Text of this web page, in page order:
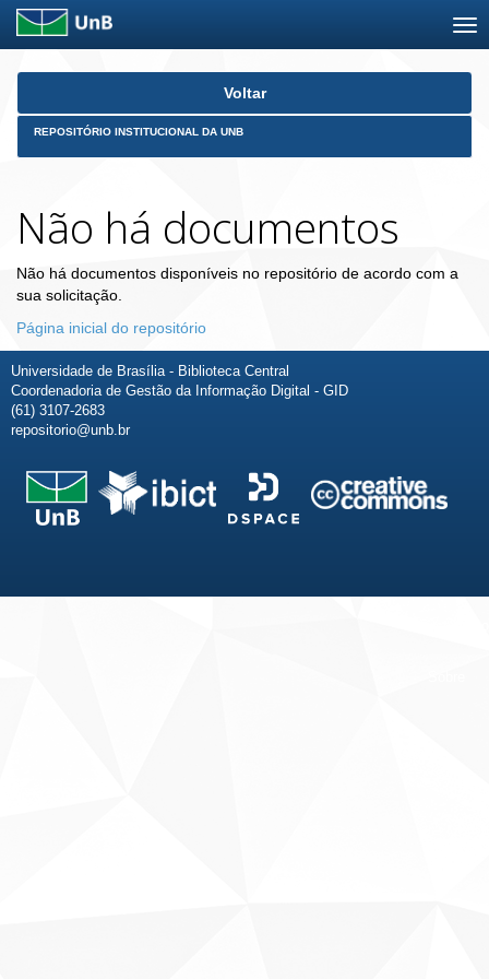
Skip
Voltar
REPOSITÓRIO INSTITUCIONAL DA UNB
Não há documentos
Não há documentos disponíveis no repositório de acordo com a
sua solicitação.
Página inicial do repositório
Universidade de Brasília - Biblioteca Central
Coordenadoria de Gestão da Informação Digital - GID
(61) 3107-2683
repositorio@unb.br